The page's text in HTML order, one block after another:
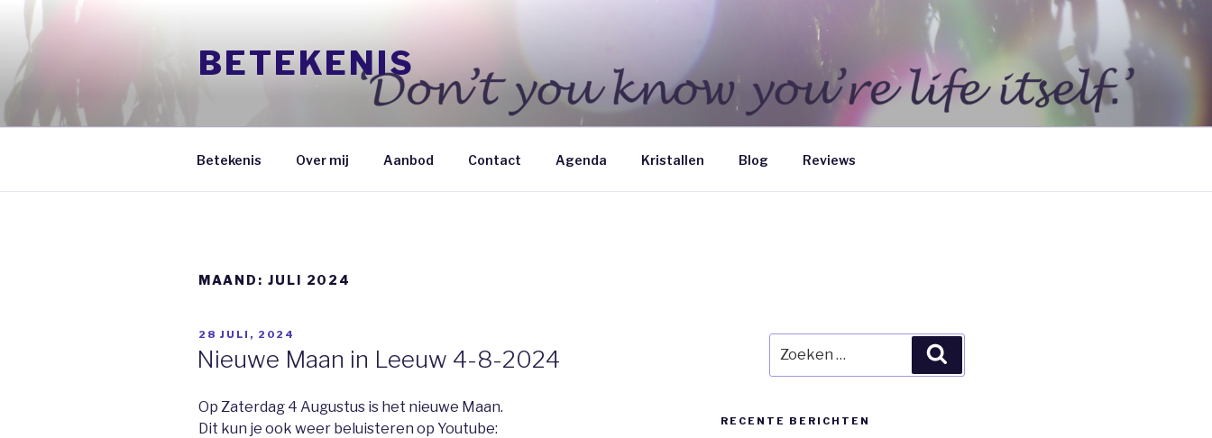
inhoud
springen
BETEKENIS
Betekenis Over mij Aanbod Contact Agenda Kristallen Blog Reviews
MAAND: JULI 2024
GEPLAATST
28 JULI, 2024
Nieuwe Maan in Leeuw 4-8-2024
Op Zaterdag 4 Augustus is het nieuwe Maan.
Dit kun je ook weer beluisteren op Youtube:
naar:
RECENTE BERICHTEN